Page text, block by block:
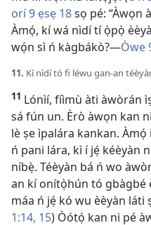
orí 9 ẹsẹ 18sọ pé: “Àwọn
Àmọ́, kí wá nìdí tí ọ̀pọ̀
wọ́n sì ń kàgbákò?​—Òwe
11. Kí nìdí tó fi léwu gan-an
11 Lónìí, fíìmù àti àwòrán
sá fún un. Èrò àwọn kan
lè ṣe ìpalára kankan.
ń pani lára, kì í jẹ́ kéèyàn
níbẹ̀. Téèyàn bá ń wo
an kí onítọ̀hún tó gbàgbé
máa ń jẹ́ kó wu èèyàn láti
1:14, 15) Òótọ́ kan ni pé